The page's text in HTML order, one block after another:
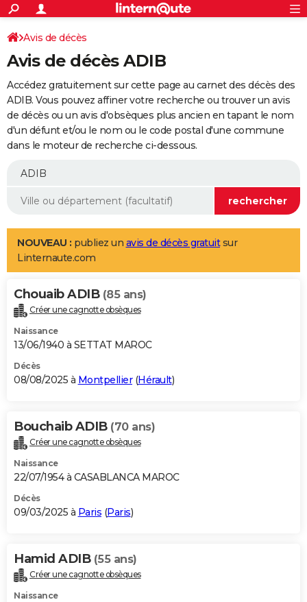
ACTUALITÉS
Politique
Société
Faits Divers
Education
Monde
Villes
+
SPORT
Coupe du monde 2026
Football
Tennis
Cyclisme
Rugby
Forum
Programme TV
TNT
Streaming
Cinéma
Sorties cinéma
Musique
+
FINANCE
Retraite
Impôts
Epargne
Immobilier
Risques naturels par ville
Banque
Assurance
Crédit
AUTO
Essais
Réserver un essai
Citadines
Berlines
SUV
Forum auto
+
Mobiles
Meilleur smartphone
Internet
Ordinateurs
Jeux vidéo
Guide high-tech
Aménagement intérieur
LIFESTYLE
Art de vivre
Bien-être
Loisirs
Mode
Modes de vie
Alimentation
Guide de la santé
Maladies
Médicaments
Sommeil
VOYAGE
Destinations
City break
Voyage nature
Voyage de noces
Forum
Climat
+PHOTO
GUIDES D'ACHAT
BONS PLANS
Carte de Noël
Carte Bonne année
Carte Saint-Valentin
Carte Pâques
Carte d'anniversaire
DICTIONNAIRE
Dictionnaire
Biographies
Citations
Expressions
Proverbes
PROGRAMME TV
S'inscrire
Se connecter
Lycées
Collèges
Primaires
Universités
Entreprises
Service militaire
Avis de recherche
AVIS DE DÉCÈS
Bricolage
Lifestyle
Culture
Sport
Auto
Television
Voyage
Cinema
Avis de décès
Avis de décès ADIB
Accédez gratuitement sur cette page au carnet des décès des
ADIB. Vous pouvez affiner votre recherche ou trouver un avis
de décès ou un avis d'obsèques plus ancien en tapant le nom
d'un défunt et/ou le nom ou le code postal d'une commune
dans le moteur de recherche ci-dessous.
NOUVEAU : publiez un avis de décès gratuitsur
Linternaute.com
Chouaib ADIB (85 ans)
Créer une cagnotte obsèques
Naissance
13/06/1940 à SETTAT MAROC
Décès
08/08/2025 à Montpellier(Hérault)
Bouchaib ADIB (70 ans)
Créer une cagnotte obsèques
Naissance
22/07/1954 à CASABLANCA MAROC
Décès
09/03/2025 à Paris (Paris)
Hamid ADIB (55 ans)
Créer une cagnotte obsèques
Naissance